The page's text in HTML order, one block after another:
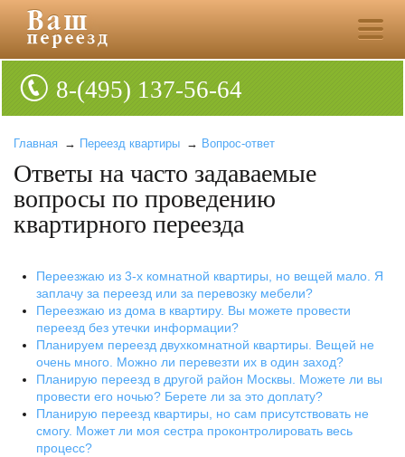
8-(495) 137-56-64
Главная → Переезд квартиры → Вопрос-ответ
Ответы на часто задаваемые
вопросы по проведению
квартирного переезда
Переезжаю из 3-х комнатной квартиры, но вещей мало. Я
заплачу за переезд или за перевозку мебели?
Переезжаю из дома в квартиру. Вы можете провести
переезд без утечки информации?
Планируем переезд двухкомнатной квартиры. Вещей не
очень много. Можно ли перевезти их в один заход?
Планирую переезд в другой район Москвы. Можете ли вы
провести его ночью? Берете ли за это доплату?
Планирую переезд квартиры, но сам присутствовать не
смогу. Может ли моя сестра проконтролировать весь
процесс?